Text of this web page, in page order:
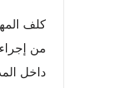
كلف
من
داخل